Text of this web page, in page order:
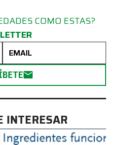
COMO ESTAS?
INTERESAR